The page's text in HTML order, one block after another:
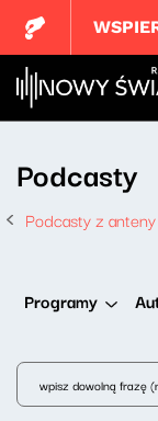
Podcasty
Podcasty z anteny
Programy